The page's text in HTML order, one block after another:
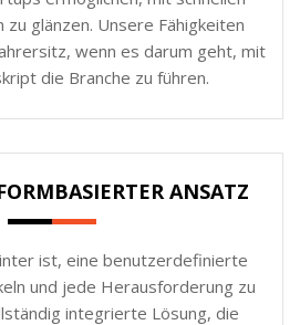
glänzen. Unsere Fähigkeiten
wenn es darum geht, mit
die Branche zu führen.
ANSATZ
ist, eine benutzerdefinierte
und jede Herausforderung zu
integrierte Lösung, die